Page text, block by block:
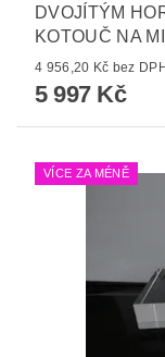
DVOJÍTÝM
KOTOUČ NA
4 956,20 Kč bez DPH
5 997 Kč
VÍCE ZA MÉNĚ